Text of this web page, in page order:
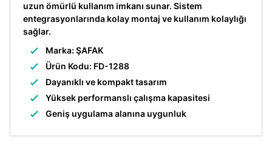
uzun ömürlü kullanım imkanı sunar. Sistem
entegrasyonlarında kolay montaj ve kullanım kolaylığı
sağlar.
Marka: ŞAFAK
Ürün Kodu: FD-1288
Dayanıklı ve kompakt tasarım
Yüksek performanslı çalışma kapasitesi
Geniş uygulama alanına uygunluk